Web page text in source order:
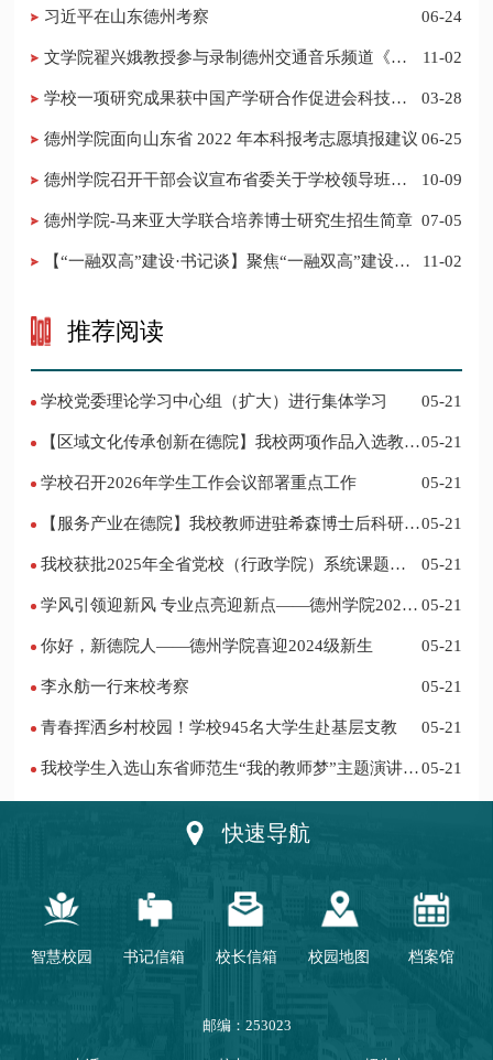
习近平在山东德州考察 06-24
​文学院翟兴娥教授参与录制德州交通音乐频道《科
11-02
学校一项研究成果获中国产学研合作促进会科技创
03-28
德州学院面向山东省 2022 年本科报考志愿填报建议 06-25
​德州学院召开干部会议宣布省委关于学校领导班子
10-09
德州学院-马来亚大学联合培养博士研究生招生简章 07-05
11-02
推荐阅读
学校党委理论学习中心组（扩大）进行集体学习 05-21
05-21
学校召开2026年学生工作会议部署重点工作 05-21
05-21
我校获批2025年全省党校（行政学院）系统课题立
05-21
学风引领迎新风 专业点亮迎新点——德州学院2024
05-21
你好，新德院人——德州学院喜迎2024级新生 05-21
李永舫一行来校考察 05-21
青春挥洒乡村校园！学校945名大学生赴基层支教 05-21
我校学生入选山东省师范生“我的教师梦”主题演讲活
05-21
快速导航
智慧校园 书记信箱 校长信箱 校园地图 档案馆
邮编：253023